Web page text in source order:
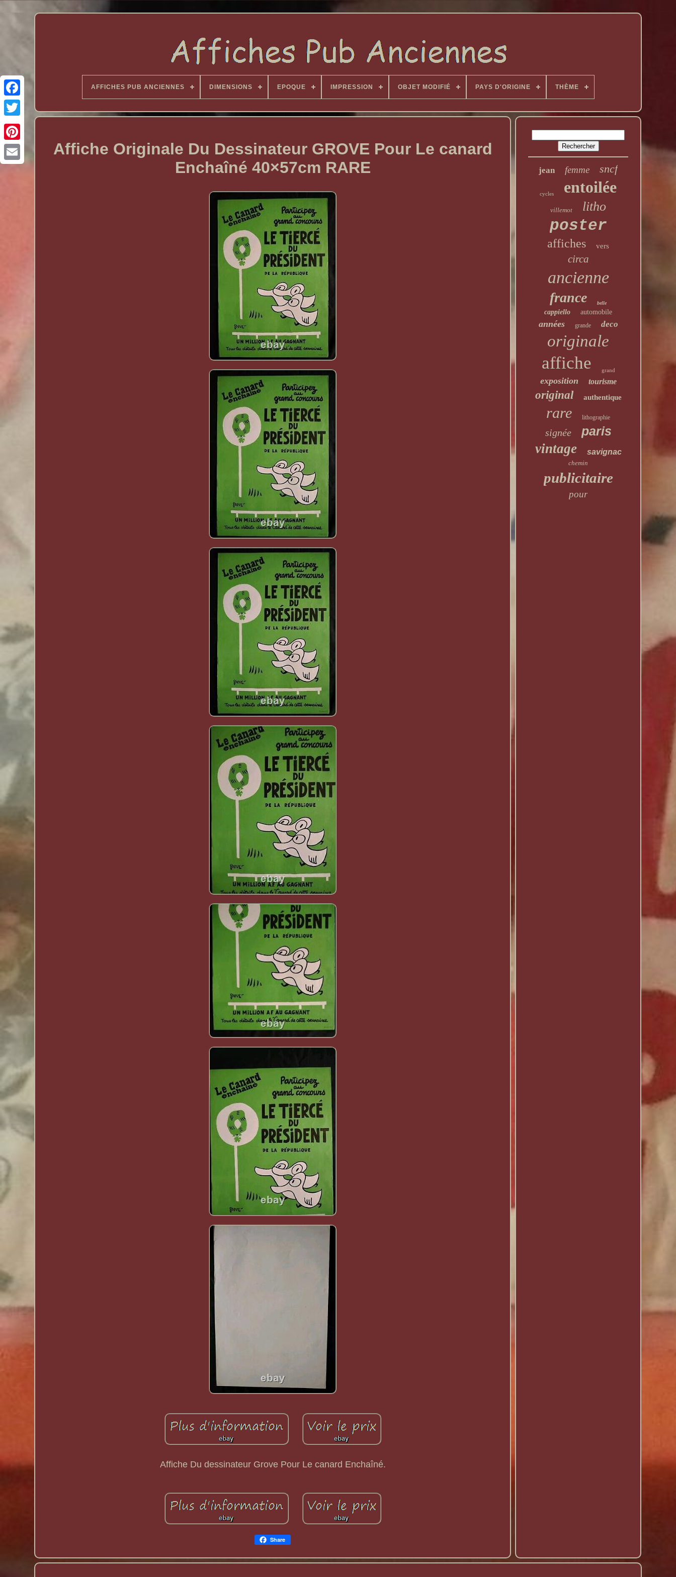
AFFICHES PUB ANCIENNES DIMENSIONS EPOQUE IMPRESSION OBJET MODIFIÉ PAYS D'ORIGINE THÈME
Affiche Originale Du Dessinateur GROVE Pour Le canard
Enchaîné 40×57cm RARE
Affiche Du dessinateur Grove Pour Le canard Enchaîné.
Share
jean femme sncf
cycles entoilée
villemot litho
poster
affiches vers
circa
ancienne
france belle
cappiello automobile
années grande deco
originale
affiche grand
exposition tourisme
original authentique
rare lithographie
signée paris
vintage savignac
chemin
publicitaire
pour